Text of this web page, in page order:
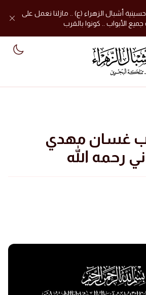
أشبال الزهراء (ع) .. مازلنا نعمل على
الأبواب .. كونوا بالقرب
غسان مهدي
رحمه الله